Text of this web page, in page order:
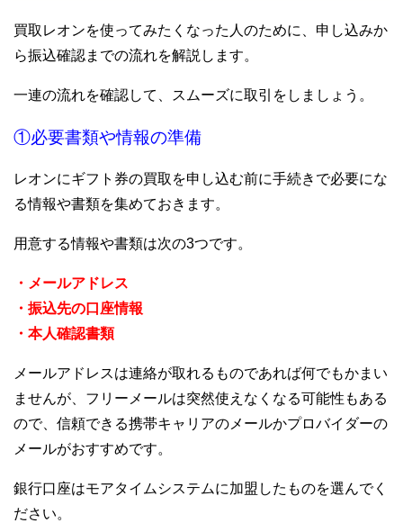
買取レオンを使ってみたくなった人のために、申し込みか
ら振込確認までの流れを解説します。
一連の流れを確認して、スムーズに取引をしましょう。
①必要書類や情報の準備
レオンにギフト券の買取を申し込む前に手続きで必要にな
る情報や書類を集めておきます。
用意する情報や書類は次の3つです。
・メールアドレス
・振込先の口座情報
・本人確認書類
メールアドレスは連絡が取れるものであれば何でもかまい
ませんが、フリーメールは突然使えなくなる可能性もある
ので、信頼できる携帯キャリアのメールかプロバイダーの
メールがおすすめです。
銀行口座はモアタイムシステムに加盟したものを選んでく
ださい。